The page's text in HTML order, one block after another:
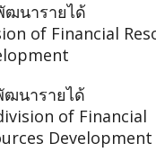
ฒนารายได้
of Financial
ฒนารายได้
of Financial
Development